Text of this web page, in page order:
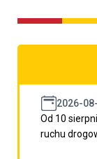
2026-
Od 10
ruchu